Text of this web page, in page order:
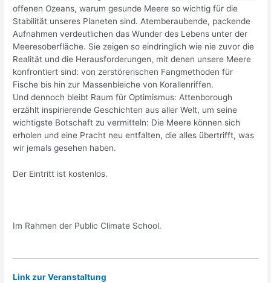
offenen Ozeans, warum gesunde Meere so wichtig für die
Stabilität unseres Planeten sind. Atemberaubende, packende
Aufnahmen verdeutlichen das Wunder des Lebens unter der
Meeresoberfläche. Sie zeigen so eindringlich wie nie zuvor die
Realität und die Herausforderungen, mit denen unsere Meere
konfrontiert sind: von zerstörerischen Fangmethoden für
Fische bis hin zur Massenbleiche von Korallenriffen.
Und dennoch bleibt Raum für Optimismus: Attenborough
erzählt inspirierende Geschichten aus aller Welt, um seine
wichtigste Botschaft zu vermitteln: Die Meere können sich
erholen und eine Pracht neu entfalten, die alles übertrifft, was
wir jemals gesehen haben.
Der Eintritt ist kostenlos.
Im Rahmen der Public Climate School.
Link zur Veranstaltung